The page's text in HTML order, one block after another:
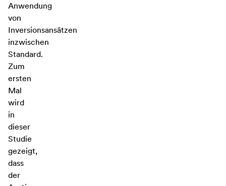
Anwendung
von
Inversionsansätzen
inzwischen
Standard.
Zum
ersten
Mal
wird
in
dieser
Studie
gezeigt,
dass
der